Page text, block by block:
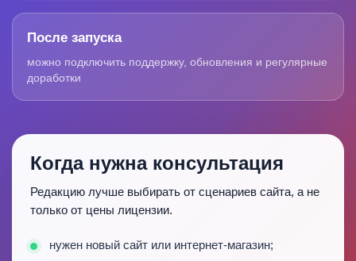
После запуска
можно подключить поддержку, обновления и регулярные
доработки
Когда нужна консультация
Редакцию лучше выбирать от сценариев сайта, а не
только от цены лицензии.
нужен новый сайт или интернет-магазин;